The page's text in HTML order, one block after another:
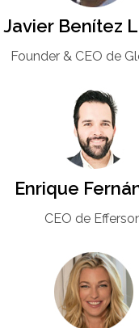
Javier Benítez
Founder & CEO de
Enrique
CEO de